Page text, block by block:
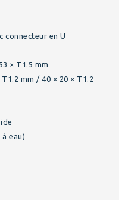
connecteur en U
× T1.5 mm
mm / 40 × 20 × T1.2
eau)